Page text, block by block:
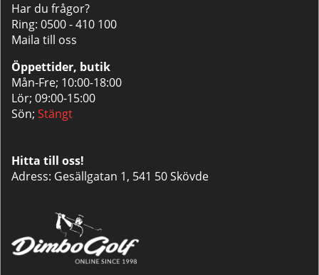
Har du frågor?
Ring: 0500 - 410 100
Maila till oss
Öppettider, butik
Mån-Fre; 10:00-18:00
Lör; 09:00-15:00
Sön; Stängt
Hitta till oss!
Adress: Gesällgatan 1, 541 50 Skövde